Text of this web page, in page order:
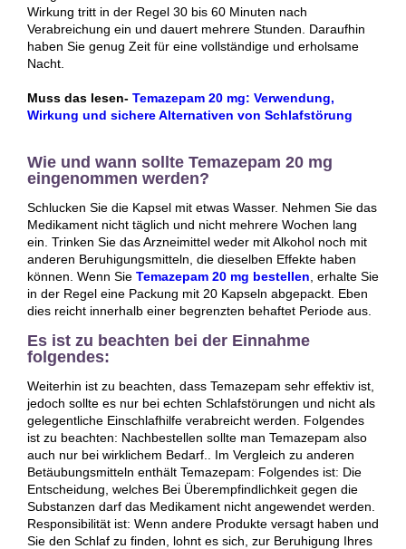
Wirkung tritt in der Regel 30 bis 60 Minuten nach
Verabreichung ein und dauert mehrere Stunden. Daraufhin
haben Sie genug Zeit für eine vollständige und erholsame
Nacht.
Muss das lesen- Temazepam 20 mg: Verwendung,
Wirkung und sichere Alternativen von Schlafstörung
Wie und wann sollte Temazepam 20 mg
eingenommen werden?
Schlucken Sie die Kapsel mit etwas Wasser. Nehmen Sie das
Medikament nicht täglich und nicht mehrere Wochen lang
ein. Trinken Sie das Arzneimittel weder mit Alkohol noch mit
anderen Beruhigungsmitteln, die dieselben Effekte haben
können. Wenn Sie Temazepam 20 mg bestellen , erhalte Sie
in der Regel eine Packung mit 20 Kapseln abgepackt. Eben
dies reicht innerhalb einer begrenzten behaftet Periode aus.
Es ist zu beachten bei der Einnahme
folgendes:
Weiterhin ist zu beachten, dass Temazepam sehr effektiv ist,
jedoch sollte es nur bei echten Schlafstörungen und nicht als
gelegentliche Einschlafhilfe verabreicht werden. Folgendes
ist zu beachten: Nachbestellen sollte man Temazepam also
auch nur bei wirklichem Bedarf.. Im Vergleich zu anderen
Betäubungsmitteln enthält Temazepam: Folgendes ist: Die
Entscheidung, welches Bei Überempfindlichkeit gegen die
Substanzen darf das Medikament nicht angewendet werden.
Responsibilität ist: Wenn andere Produkte versagt haben und
Sie den Schlaf zu finden, lohnt es sich, zur Beruhigung Ihres